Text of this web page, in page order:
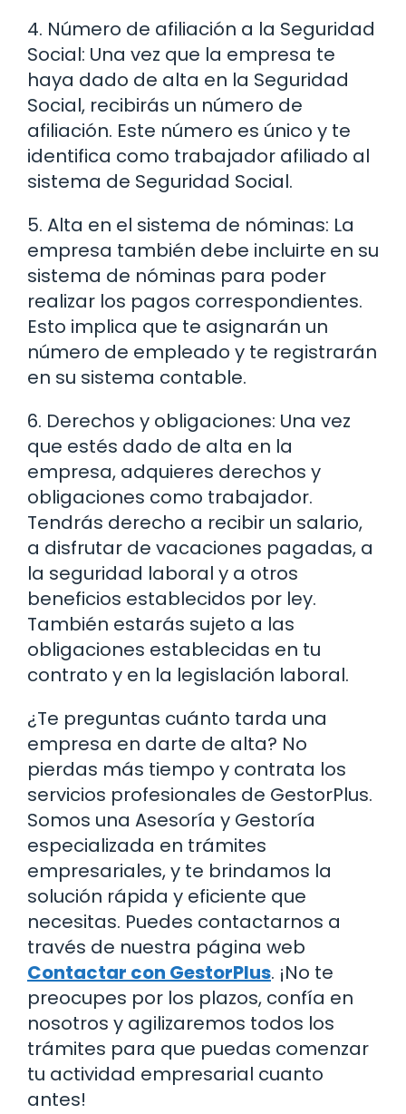
4. Número de afiliación a la Seguridad
Social: Una vez que la empresa te
haya dado de alta en la Seguridad
Social, recibirás un número de
afiliación. Este número es único y te
identifica como trabajador afiliado al
sistema de Seguridad Social.
5. Alta en el sistema de nóminas: La
empresa también debe incluirte en su
sistema de nóminas para poder
realizar los pagos correspondientes.
Esto implica que te asignarán un
número de empleado y te registrarán
en su sistema contable.
6. Derechos y obligaciones: Una vez
que estés dado de alta en la
empresa, adquieres derechos y
obligaciones como trabajador.
Tendrás derecho a recibir un salario,
a disfrutar de vacaciones pagadas, a
la seguridad laboral y a otros
beneficios establecidos por ley.
También estarás sujeto a las
obligaciones establecidas en tu
contrato y en la legislación laboral.
¿Te preguntas cuánto tarda una
empresa en darte de alta? No
pierdas más tiempo y contrata los
servicios profesionales de GestorPlus.
Somos una Asesoría y Gestoría
especializada en trámites
empresariales, y te brindamos la
solución rápida y eficiente que
necesitas. Puedes contactarnos a
través de nuestra página web
Contactar con GestorPlus. ¡No te
preocupes por los plazos, confía en
nosotros y agilizaremos todos los
trámites para que puedas comenzar
tu actividad empresarial cuanto
antes!